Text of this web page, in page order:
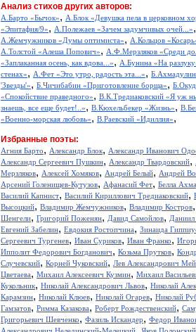
Анализ стихов других авторов:
А.Барто «Бычок», А.Блок «Девушка пела в церковном
«Эпитафия/9», А.Полежаев «Зачем задумчивых очей...»,
А.Жемчужников «Думы оптимиста», А.Кольцов
А.Толстой «Алеша Попович», А.Ф.Мерзляков «Среди
«Заплаканная осень, как вдова...», А.Бунина «На
стенах», А.Фет «Это утро, радость эта...»,
'Звезды'», Б.Чичибабин «Приготовление борща»,
«Спокойствие праведного», В.К.Тредиаковский «Я уж
знаешь, все еще будет!..», В.Кюхельбекер «Жизнь»,
«Военно-морская любовь», В.Раевский «Идиллия»,
Избранные поэты:
Агния Барто, Александр Блок, Александр Иванович
Александр Сергеевич Пушкин, Александр Твардовский,
Мерзляков, Алексей Хомяков, Андрей Белый, Андрей
Арсений Голенищев-Кутузов, Афанасий Фет, Белла
Василий Капнист, Василий Кириллович Тредиаковский,
Высоцкий, Владимир Жемчужников, Владимир Костров,
Шенгели, Григорий Поженян, Давид Самойлов,
Евгений Забелин, Евдокия Ростопчина, Зинаида
Сергеевич Тургенев, Иван Суриков, Иван Франко,
Ипполит Федорович Богданович, Козьма Прутков,
Случевский, Корней Чуковский, Лев Александрович Мей
Цветаева, Михаил Алексеевич Кузмин, Михаил
Кукольник, Николай Александрович Львов, Николай
Карамзин, Николай Клюев, Николай Огарев, Николай
Гамзатов, Римма Казакова, Роберт Рождественский,
Григорьевич Шевченко, Фазиль Искандер, Федор